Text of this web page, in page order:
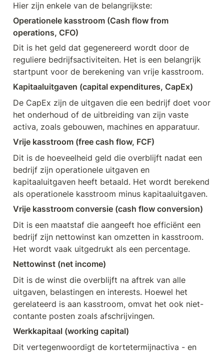
Hier zijn enkele van de belangrijkste:
Operationele kasstroom (Cash flow from
operations, CFO)
Dit is het geld dat gegenereerd wordt door de
reguliere bedrijfsactiviteiten. Het is een belangrijk
startpunt voor de berekening van vrije kasstroom.
Kapitaaluitgaven (capital expenditures, CapEx)
De CapEx zijn de uitgaven die een bedrijf doet voor
het onderhoud of de uitbreiding van zijn vaste
activa, zoals gebouwen, machines en apparatuur.
Vrije kasstroom (free cash flow, FCF)
Dit is de hoeveelheid geld die overblijft nadat een
bedrijf zijn operationele uitgaven en
kapitaaluitgaven heeft betaald. Het wordt berekend
als operationele kasstroom minus kapitaaluitgaven.
Vrije kasstroom conversie (cash flow conversion)
Dit is een maatstaf die aangeeft hoe efficiënt een
bedrijf zijn nettowinst kan omzetten in kasstroom.
Het wordt vaak uitgedrukt als een percentage.
Nettowinst (net income)
Dit is de winst die overblijft na aftrek van alle
uitgaven, belastingen en interests. Hoewel het
gerelateerd is aan kasstroom, omvat het ook niet-
contante posten zoals afschrijvingen.
Werkkapitaal (working capital)
Dit vertegenwoordigt de kortetermijnactiva - en